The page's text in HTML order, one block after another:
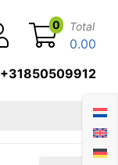
+31850509912
0 Total
0.00